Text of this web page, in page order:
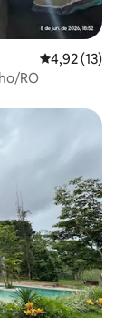
Priemerné
4,92 (13)
RO